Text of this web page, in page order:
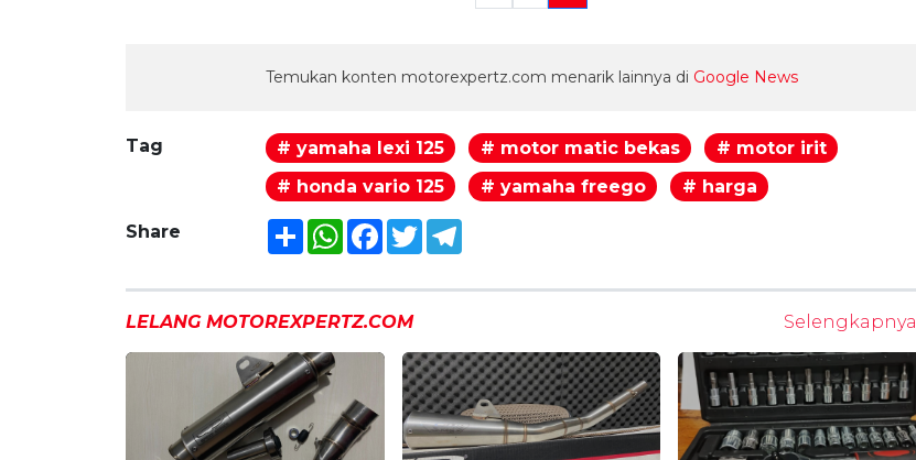
Temukan konten motorexpertz.com menarik lainnya di Google News
Tag # yamaha lexi 125 # motor matic bekas
# motor irit
# honda vario 125
# yamaha freego # harga
Share ShareWhatsApp
Facebook
TwitterTelegram
LELANG MOTOREXPERTZ.COM Selengkapnya